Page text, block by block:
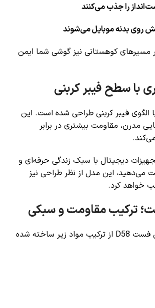
را جذب می‌کنند
روی بدنه موبایل می‌شوند
مسیرهای کوهستانی نیز گوشی شما ایمن
با سطح فیبر کربنی
الگوی فیبر کربنی طراحی شده است. این
مدرن، مقاومت بیشتری در برابر
دیجیتال با سبک زندگی حرفه‌ای و
می‌دهید، این مدل از نظر طراحی نیز
خواهد کرد.
ترکیب مقاومت و سبکی
هولدر گوشی ایس فست D58 از ترکیب مواد زیر ساخته شده